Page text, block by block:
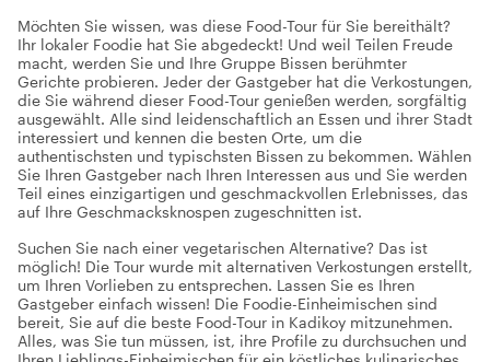
Möchten Sie wissen, was diese Food-Tour für Sie bereithält?
Ihr lokaler Foodie hat Sie abgedeckt! Und weil Teilen Freude
macht, werden Sie und Ihre Gruppe Bissen berühmter
Gerichte probieren. Jeder der Gastgeber hat die Verkostungen,
die Sie während dieser Food-Tour genießen werden, sorgfältig
ausgewählt. Alle sind leidenschaftlich an Essen und ihrer Stadt
interessiert und kennen die besten Orte, um die
authentischsten und typischsten Bissen zu bekommen. Wählen
Sie Ihren Gastgeber nach Ihren Interessen aus und Sie werden
Teil eines einzigartigen und geschmackvollen Erlebnisses, das
auf Ihre Geschmacksknospen zugeschnitten ist.
Suchen Sie nach einer vegetarischen Alternative? Das ist
möglich! Die Tour wurde mit alternativen Verkostungen erstellt,
um Ihren Vorlieben zu entsprechen. Lassen Sie es Ihren
Gastgeber einfach wissen! Die Foodie-Einheimischen sind
bereit, Sie auf die beste Food-Tour in Kadikoy mitzunehmen.
Alles, was Sie tun müssen, ist, ihre Profile zu durchsuchen und